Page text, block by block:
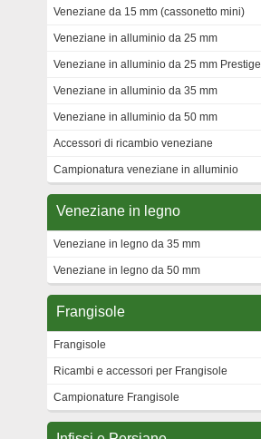
Veneziane da 15 mm (cassonetto mini)
Veneziane in alluminio da 25 mm
Veneziane in alluminio da 25 mm Prestige
Veneziane in alluminio da 35 mm
Veneziane in alluminio da 50 mm
Accessori di ricambio veneziane
Campionatura veneziane in alluminio
Veneziane in legno
Veneziane in legno da 35 mm
Veneziane in legno da 50 mm
Frangisole
Frangisole
Ricambi e accessori per Frangisole
Campionature Frangisole